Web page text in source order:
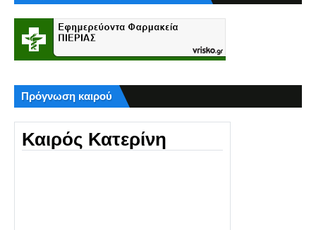
Πρόγνωση καιρού
Καιρός Κατερίνη